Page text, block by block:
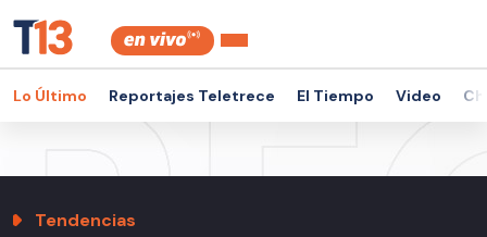
Lo Último Reportajes Teletrece El Tiempo Video
Tendencias